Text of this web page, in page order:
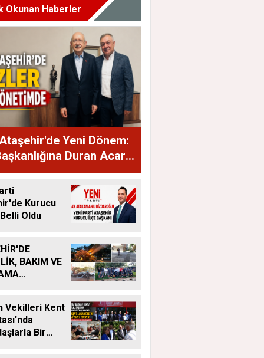
Okunan Haberler
Yeni Dönem:
Duran Acar
Kurucu
Oldu
BAKIM VE
Vekilleri Kent
Bir